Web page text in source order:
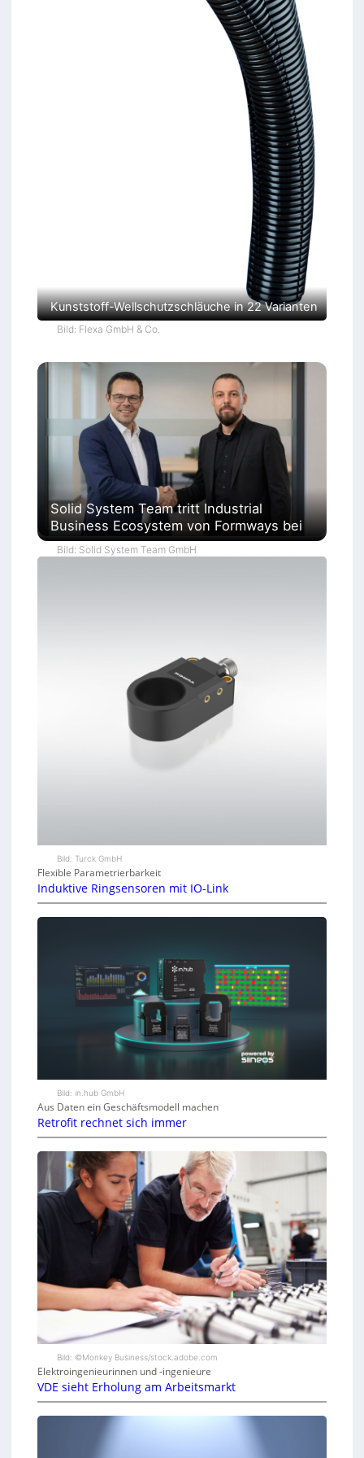
Kunststoff-Wellschutzschläuche in 22 Varianten
Bild: Flexa GmbH & Co.
Solid System Team tritt Industrial
Business Ecosystem von Formways bei
Bild: Solid System Team GmbH
Bild: Turck GmbH
Flexible Parametrierbarkeit
Induktive Ringsensoren mit IO-Link
Bild: in.hub GmbH
Aus Daten ein Geschäftsmodell machen
Retrofit rechnet sich immer
Bild: ©Monkey Business/stock.adobe.com
Elektroingenieurinnen und -ingenieure
VDE sieht Erholung am Arbeitsmarkt